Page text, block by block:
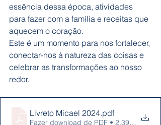
essência dessa época, atividades
para fazer com a família e receitas que
aquecem o coração.
Este é um momento para nos fortalecer,
conectar-nos à natureza das coisas e
celebrar as transformações ao nosso
redor.
Livreto Micael 2024.pdf
Fazer download de PDF • 2.39MB